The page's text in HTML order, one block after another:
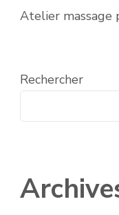
Atelier massage
Rechercher